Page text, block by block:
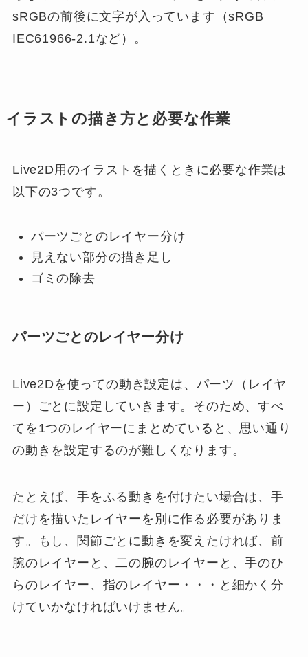
sRGBの前後に文字が入っています（sRGB
IEC61966-2.1など）。
イラストの描き方と必要な作業
Live2D用のイラストを描くときに必要な作業は
以下の3つです。
パーツごとのレイヤー分け
見えない部分の描き足し
ゴミの除去
パーツごとのレイヤー分け
Live2Dを使っての動き設定は、パーツ（レイヤ
ー）ごとに設定していきます。そのため、すべ
てを1つのレイヤーにまとめていると、思い通り
の動きを設定するのが難しくなります。
たとえば、手をふる動きを付けたい場合は、手
だけを描いたレイヤーを別に作る必要がありま
す。もし、関節ごとに動きを変えたければ、前
腕のレイヤーと、二の腕のレイヤーと、手のひ
らのレイヤー、指のレイヤー・・・と細かく分
けていかなければいけません。